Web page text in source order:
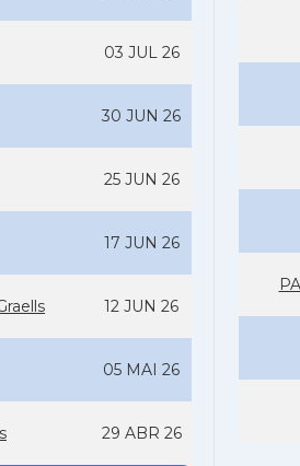
03 JUL 26
30 JUN 26
25 JUN 26
17 JUN 26
12 JUN 26
05 MAI 26
29 ABR 26